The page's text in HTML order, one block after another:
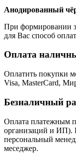
Анодированный
При формировании
для Вас способ
Оплата
Оплатить покупки
Visa, MasterCard,
Безналичный
Оплата платежным
организаций и ИП).
персональный
меседжер.